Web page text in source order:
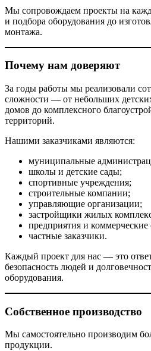
Мы сопровождаем проекты на
и подбора оборудования до
монтажа.
Почему нам доверяют
За годы работы мы реализовали
сложности — от небольших
домов до комплексного
территорий.
Нашими заказчиками являются:
муниципальные
школы и детские сады;
спортивные учреждения;
строительные компании;
управляющие организации;
застройщики жилых
предприятия и коммерческие
частные заказчики.
Каждый проект для нас — это
безопасность людей и
оборудования.
Собственное производство
Мы самостоятельно производим
продукции.